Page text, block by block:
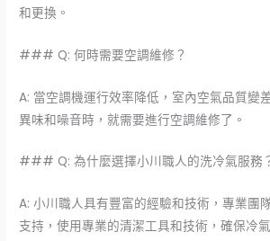
和更換。
### Q: 何時需要空調維修？
A: 當空調機運行效率降低，室內空氣品質變
異味和噪音時，就需要進行空調維修了。
### Q: 為什麼選擇小川職人的洗冷氣服務
A:小川職人具有豐富的經驗和技術，專業團
支持，使用專業的清潔工具和技術，確保冷